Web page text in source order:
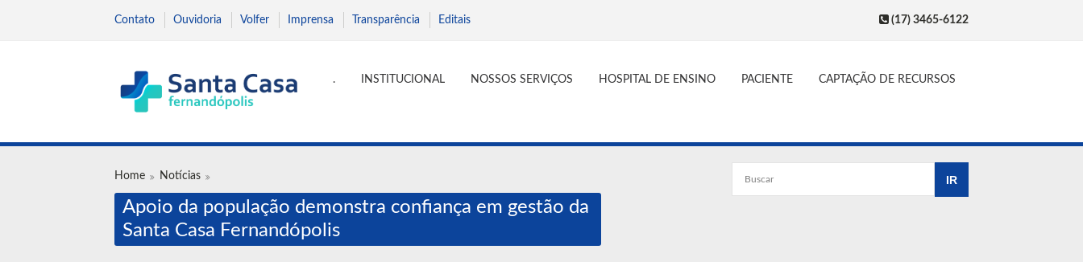
Contato Ouvidoria Volfer Imprensa Transparência Editais (17) 3465-6122
. INSTITUCIONAL NOSSOS SERVIÇOS HOSPITAL DE ENSINO PACIENTE CAPTAÇÃO DE RECURSOS
Home Notícias
Apoio da população demonstra confiança em gestão da
Santa Casa Fernandópolis